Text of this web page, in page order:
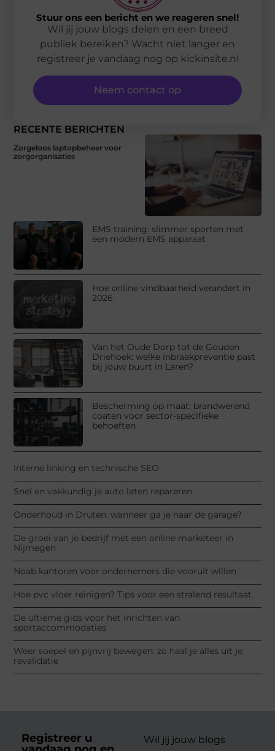
RECENTE BERICHTEN
Zorgeloos laptopbeheer voor
zorgorganisaties
EMS training: slimmer sporten met
een modern EMS apparaat
Hoe online vindbaarheid verandert in
2026
Van het Oude Dorp tot de Gouden
Driehoek: welke inbraakpreventie past
bij jouw buurt in Laren?
Bescherming op maat: brandwerend
coaten voor sector-specifieke
behoeften
Interne linking en technische SEO
Snel en vakkundig je auto laten repareren
Onderhoud in Druten: wanneer ga je naar de garage?
De groei van je bedrijf met een online marketeer in
Nijmegen
Noab kantoren voor ondernemers die vooruit willen
Hoe pvc vloer reinigen? Tips voor een stralend resultaat
De ultieme gids voor het inrichten van
sportaccommodaties
Weer soepel en pijnvrij bewegen: zo haal je alles uit je
revalidatie
Stuur ons een bericht en we reageren snel!
Wil jij jouw blogs delen en een breed
publiek bereiken? Wacht niet langer en
registreer je vandaag nog op kickinsite.nl
Neem contact op
Registreer u
Wil jij jouw blogs